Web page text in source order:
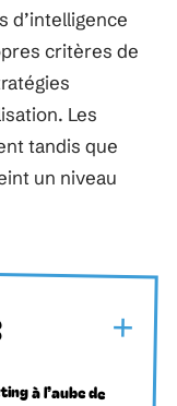
d’intelligence
critères de
Les
tandis que
un niveau
à l’aube de